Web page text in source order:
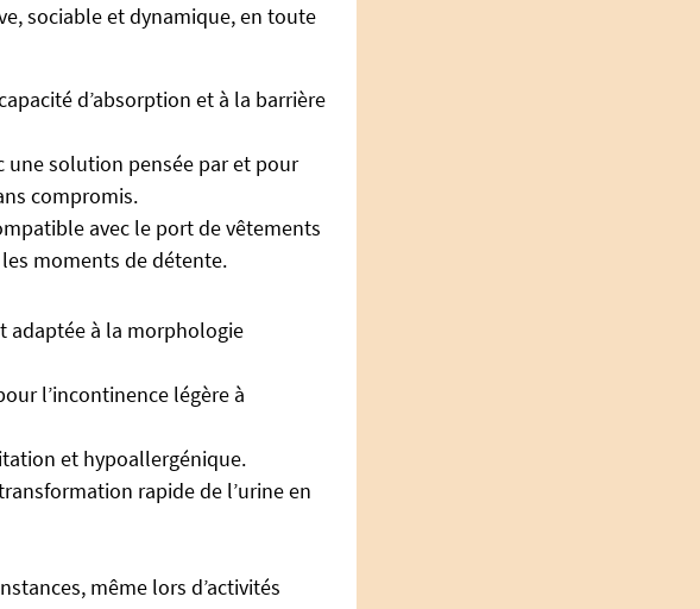
sociable et dynamique, en toute
d’absorption et à la barrière
une solution pensée par et pour
compromis.
avec le port de vêtements
moments de détente.
adaptée à la morphologie
l’incontinence légère à
et hypoallergénique.
rapide de l’urine en
même lors d’activités